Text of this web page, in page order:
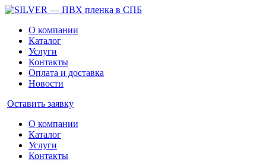
О компании
Каталог
Услуги
Контакты
Оплата и доставка
Новости
Оставить заявку
О компании
Каталог
Услуги
Контакты